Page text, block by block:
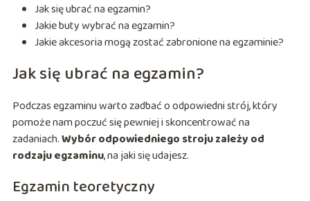
Jak się ubrać na egzamin?
Jakie buty wybrać na egzamin?
Jakie akcesoria mogą zostać zabronione na egzaminie?
Jak się ubrać na egzamin?
Podczas egzaminu warto zadbać o odpowiedni strój, który
pomoże nam poczuć się pewniej i skoncentrować na
zadaniach.Wybór odpowiedniego stroju zależy od
rodzaju egzaminu, na jaki się udajesz.
Egzamin teoretyczny